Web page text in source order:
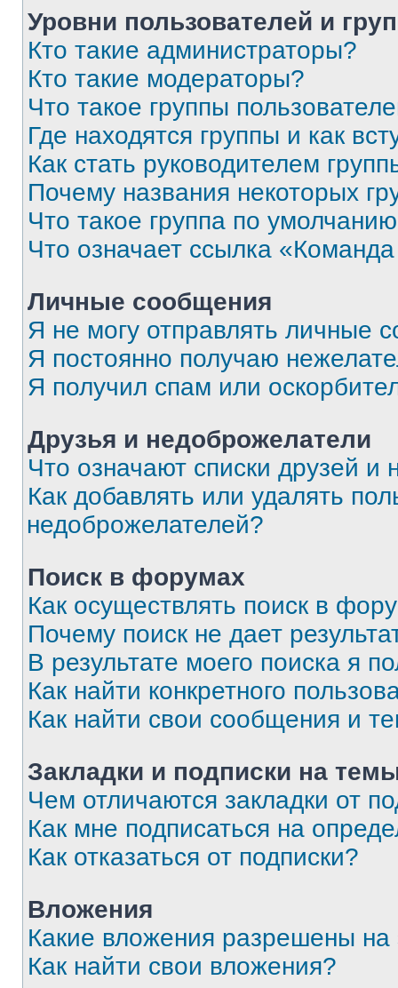
Уровни пользователей и
Кто такие администраторы?
Кто такие модераторы?
Что такое группы
Где находятся группы и как
Как стать руководителем
Почему названия некоторых
Что такое группа по
Что означает ссылка
Личные сообщения
Я не могу отправлять личные
Я постоянно получаю
Я получил спам или
Друзья и недоброжелатели
Что означают списки друзей и
Как добавлять или удалять
недоброжелателей?
Поиск в форумах
Как осуществлять поиск в
Почему поиск не дает
В результате моего поиска я
Как найти конкретного
Как найти свои сообщения и
Закладки и подписки на
Чем отличаются закладки от
Как мне подписаться на
Как отказаться от подписки?
Вложения
Какие вложения разрешены
Как найти свои вложения?